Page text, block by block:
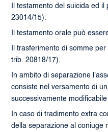
Il testamento del suicida ed
23014/15).
Il testamento orale può
Il trasferimento di somme
trib. 20818/17).
In ambito di separazione
consiste nel versamento di
successivamente
In caso di tradimento extra
della separazione al coniuge